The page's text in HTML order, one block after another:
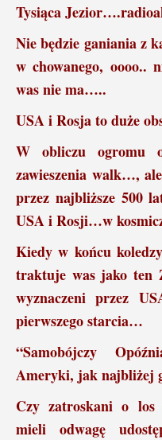
Tysiąca
Nie będzie ganiania z
w chowanego, oooo..
was nie ma…..
USA i Rosja to duże
W obliczu ogromu
zawieszenia walk…,
przez najbliższe 500
USA i Rosji…w
Kiedy w końcu
traktuje was jako ten
wyznaczeni przez
pierwszego starcia…
“Samobójczy
Ameryki, jak najbliżej
Czy zatroskani o los
mieli odwagę